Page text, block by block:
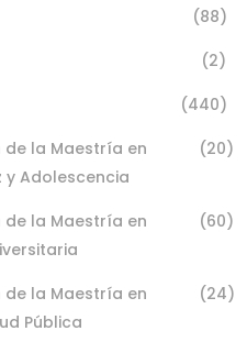
(88)
(2)
(440)
de la Maestría en
y Adolescencia
(20)
de la Maestría en
(60)
de la Maestría en
Pública
(24)